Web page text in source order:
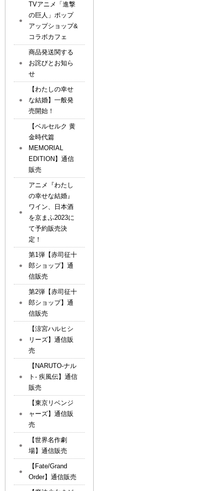
TVアニメ「進撃
の巨人」ポップ
アップショップ&
コラボカフェ
商品発送関する
お詫びとお知ら
せ
【わたしの幸せ
な結婚】一般発
売開始！
【ベルセルク 黄
金時代篇
MEMORIAL
EDITION】通信
販売
アニメ『わたし
の幸せな結婚』
ワイン、日本酒
を京まふ2023に
て予約販売決
定！
第1弾【赤司征十
郎ショップ】通
信販売
第2弾【赤司征十
郎ショップ】通
信販売
【涼宮ハルヒシ
リーズ】通信販
売
【NARUTO-ナル
ト- 疾風伝】通信
販売
【東京リベンジ
ャーズ】通信販
売
【世界名作劇
場】通信販売
【Fate/Grand
Order】通信販売